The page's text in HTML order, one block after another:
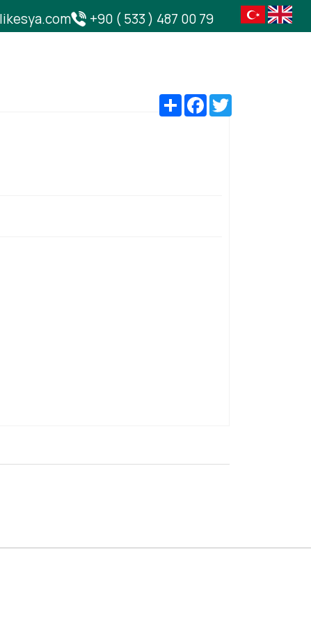
Share Facebook
+90 ( 533 ) 487 00 79